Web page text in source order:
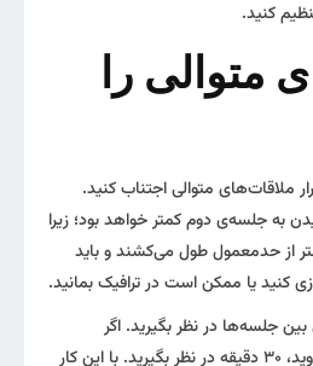
کنید.
متوالی را
ملاقات‌های متوالی اجتناب کنید.
به جلسه‌ی دوم کمتر خواهد بود؛ زیرا
از حدمعمول طول می‌کشند و باید
کنید یا ممکن است در ترافیک بمانید.
خالی بین جلسه‌ها در نظر بگیرید. اگر
می‌خواهید به‌جای دورتری بروید، ۳۰ دقیقه در نظر بگیرید. با این کار